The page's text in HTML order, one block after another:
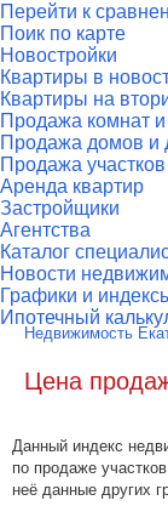
Перейти к
Поик по карте
Новостройки
Квартиры в
Квартиры на
Продажа комнат
Продажа домов и
Продажа участков
Аренда квартир
Застройщики
Агентства
Каталог
Новости
Графики и
Ипотечный
Недвижимость
Цена
Данный индекс
по продаже
неё данные других